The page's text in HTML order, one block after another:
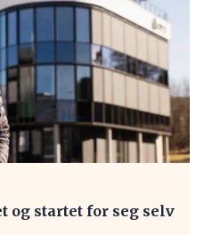
og startet for seg selv